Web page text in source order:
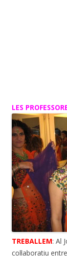
LES
TREBALLEM: Al
col·laboratiu